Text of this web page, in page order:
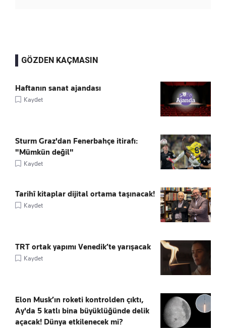
GÖZDEN KAÇMASIN
Haftanın sanat ajandası
Kaydet
Sturm Graz'dan Fenerbahçe itirafı:
"Mümkün değil"
Kaydet
Tarihî kitaplar dijital ortama taşınacak!
Kaydet
TRT ortak yapımı Venedik’te yarışacak
Kaydet
Elon Musk’ın roketi kontrolden çıktı,
Ay'da 5 katlı bina büyüklüğünde delik
açacak! Dünya etkilenecek mi?